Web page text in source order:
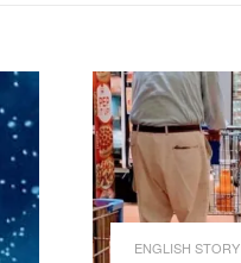
ENGLISH STORY